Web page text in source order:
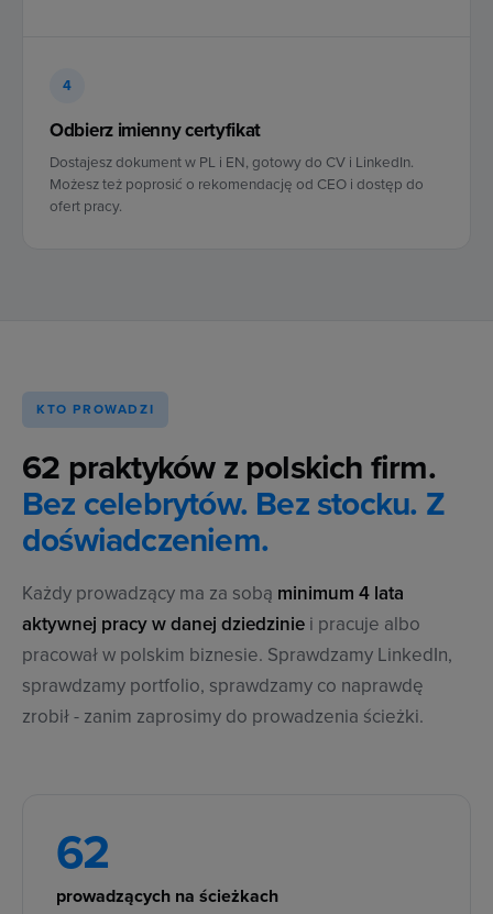
4
Odbierz imienny certyfikat
Dostajesz dokument w PL i EN, gotowy do CV i LinkedIn.
Możesz też poprosić o rekomendację od CEO i dostęp do
ofert pracy.
KTO PROWADZI
62 praktyków z polskich firm.
Bez celebrytów. Bez stocku. Z
doświadczeniem.
Każdy prowadzący ma za sobą minimum 4 lata
aktywnej pracy w danej dziedzinie i pracuje albo
pracował w polskim biznesie. Sprawdzamy LinkedIn,
sprawdzamy portfolio, sprawdzamy co naprawdę
zrobił - zanim zaprosimy do prowadzenia ścieżki.
62
prowadzących na ścieżkach